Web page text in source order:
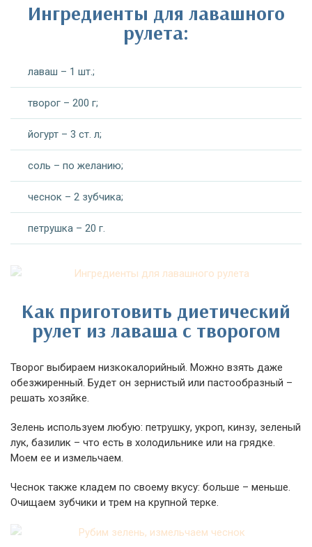
Ингредиенты для лавашного
рулета:
лаваш – 1 шт.;
творог – 200 г;
йогурт – 3 ст. л;
соль – по желанию;
чеснок – 2 зубчика;
петрушка – 20 г.
Как приготовить диетический
рулет из лаваша с творогом
Творог выбираем низкокалорийный. Можно взять даже
обезжиренный. Будет он зернистый или пастообразный –
решать хозяйке.
Зелень используем любую: петрушку, укроп, кинзу, зеленый
лук, базилик – что есть в холодильнике или на грядке.
Моем ее и измельчаем.
Чеснок также кладем по своему вкусу: больше – меньше.
Очищаем зубчики и трем на крупной терке.